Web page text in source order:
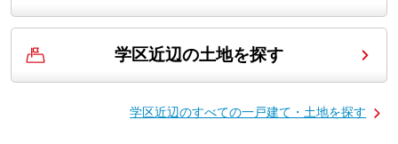
学区近辺の土地を探す
学区近辺のすべての一戸建て・土地を探す